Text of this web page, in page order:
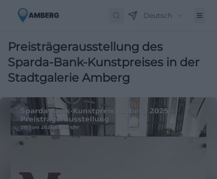
Deutsch
Preisträgerausstellung des
Sparda‑Bank‑Kunstpreises in der
Stadtgalerie Amberg